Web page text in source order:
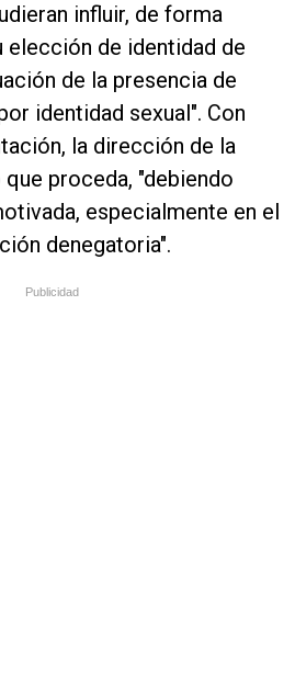
influir, de forma
elección de identidad de
de la presencia de
identidad sexual". Con
la dirección de la
proceda, "debiendo
especialmente en el
denegatoria".
Publicidad